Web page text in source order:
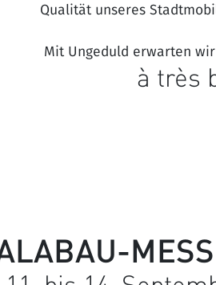
Qualität unseres
Mit Ungeduld erwarten
à très